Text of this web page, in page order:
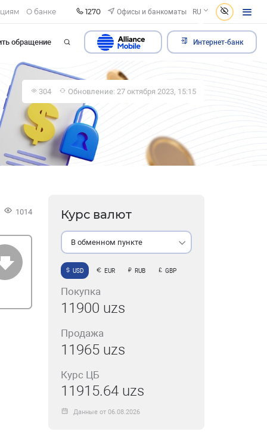
О банке 1270 Офисы и банкоматы RU
обращение Интернет-банк
304 Обновление: 27 октября 2023, 15:15
1014 Курс валют
В обменном пункте
USD EUR RUB GBP
Покупка
11900 uzs
Продажа
11965 uzs
Курс ЦБ
11915.64 uzs
Данные от 06.08.2026